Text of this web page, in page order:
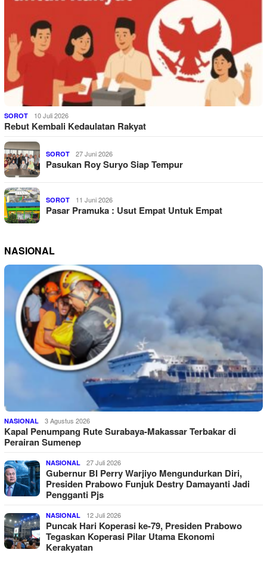
SOROT 10 Juli 2026
Rebut Kembali Kedaulatan Rakyat
SOROT 27 Juni 2026
Pasukan Roy Suryo Siap Tempur
SOROT 11 Juni 2026
Pasar Pramuka : Usut Empat Untuk Empat
NASIONAL
NASIONAL 3 Agustus 2026
Kapal Penumpang Rute Surabaya-Makassar Terbakar di
Perairan Sumenep
NASIONAL 27 Juli 2026
Gubernur BI Perry Warjiyo Mengundurkan Diri,
Presiden Prabowo Funjuk Destry Damayanti Jadi
Pengganti Pjs
NASIONAL 12 Juli 2026
Puncak Hari Koperasi ke-79, Presiden Prabowo
Tegaskan Koperasi Pilar Utama Ekonomi
Kerakyatan